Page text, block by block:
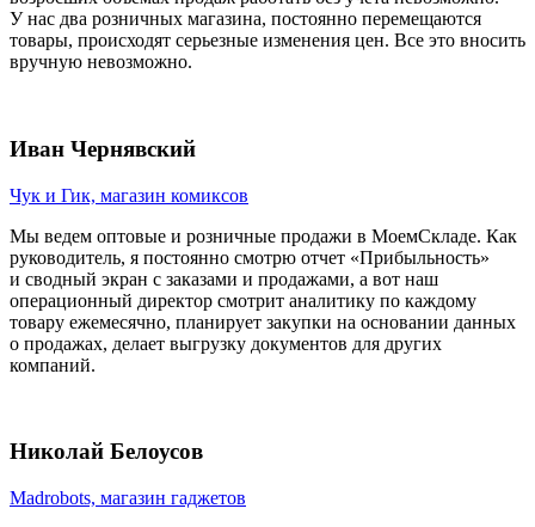
У нас два розничных магазина, постоянно перемещаются
товары, происходят серьезные изменения цен. Все это вносить
вручную невозможно.
Иван Чернявский
Чук и Гик, магазин комиксов
Мы ведем оптовые и розничные продажи в МоемСкладе. Как
руководитель, я постоянно смотрю отчет «Прибыльность»
и сводный экран с заказами и продажами, а вот наш
операционный директор смотрит аналитику по каждому
товару ежемесячно, планирует закупки на основании данных
о продажах, делает выгрузку документов для других
компаний.
Николай Белоусов
Madrobots, магазин гаджетов